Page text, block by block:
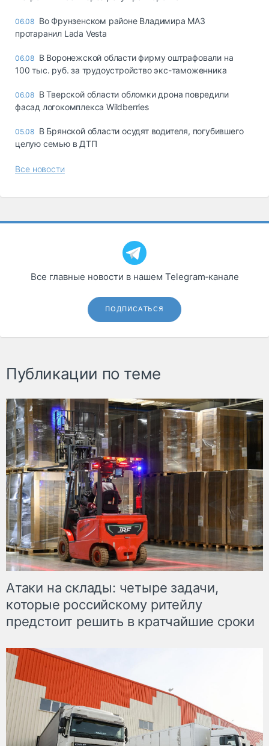
06.08 Во Фрунзенском районе Владимира МАЗ
протаранил Lada Vesta
06.08 В Воронежской области фирму оштрафовали на
100 тыс. руб. за трудоустройство экс-таможенника
06.08 В Тверской области обломки дрона повредили
фасад логокомплекса Wildberries
05.08 В Брянской области осудят водителя, погубившего
целую семью в ДТП
Все новости
Все главные новости в нашем Telegram‑канале
ПОДПИСАТЬСЯ
Публикации по теме
Атаки на склады: четыре задачи,
которые российскому ритейлу
предстоит решить в кратчайшие сроки